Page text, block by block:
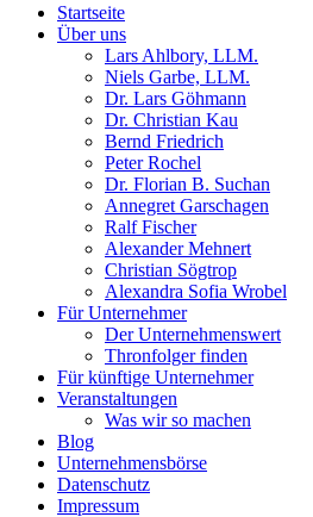
Startseite
Über uns
Lars Ahlbory, LLM.
Niels Garbe, LLM.
Dr. Lars Göhmann
Dr. Christian Kau
Bernd Friedrich
Peter Rochel
Dr. Florian B. Suchan
Annegret Garschagen
Ralf Fischer
Alexander Mehnert
Christian Sögtrop
Alexandra Sofia Wrobel
Für Unternehmer
Der Unternehmenswert
Thronfolger finden
Für künftige Unternehmer
Veranstaltungen
Was wir so machen
Blog
Unternehmensbörse
Datenschutz
Impressum